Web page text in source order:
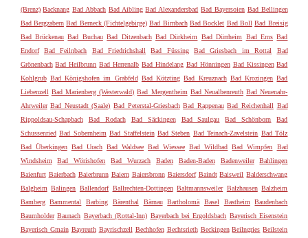
(Brenz) Backnang Bad Abbach Bad Aibling Bad Alexandersbad Bad Bayersoien Bad Bellingen
Bad Bergzabern Bad Berneck (Fichtelgebirge) Bad Birnbach Bad Bocklet Bad Boll Bad Breisig
Bad Brückenau Bad Buchau Bad Ditzenbach Bad Dürkheim Bad Dürrheim Bad Ems Bad
Endorf
Bad Feilnbach Bad Friedrichshall Bad Füssing Bad Griesbach im Rottal
Bad
Grönenbach Bad Heilbrunn Bad Herrenalb Bad Hindelang Bad Hönningen Bad Kissingen Bad
Kohlgrub Bad Königshofen im Grabfeld Bad Kötzting Bad Kreuznach Bad Krozingen Bad
Liebenzell Bad Marienberg (Westerwald) Bad Mergentheim Bad Neualbenreuth Bad Neuenahr-
Ahrweiler Bad Neustadt (Saale) Bad Peterstal-Griesbach Bad Rappenau Bad Reichenhall Bad
Rippoldsau-Schapbach
Bad Rodach Bad Säckingen Bad Saulgau Bad Schönborn
Bad
Schussenried Bad Sobernheim Bad Staffelstein Bad Steben Bad Teinach-Zavelstein Bad Tölz
Bad Überkingen Bad Urach Bad Waldsee Bad Wiessee Bad Wildbad Bad Wimpfen
Bad
Windsheim
Bad Wörishofen Bad Wurzach Baden Baden-Baden Badenweiler
Bahlingen
Baienfurt Baierbach Baierbrunn Baiern Baiersbronn Baiersdorf Baindt Baisweil Balderschwang
Balgheim Balingen Ballendorf Ballrechten-Dottingen Baltmannsweiler Balzhausen Balzheim
Bamberg
Bammental Barbing Bärenthal Bärnau Bartholomä Basel Bastheim
Baudenbach
Baumholder Baunach Bayerbach (Rottal-Inn) Bayerbach bei Ergoldsbach Bayerisch Eisenstein
Bayerisch Gmain Bayreuth Bayrischzell Bechhofen Bechtsrieth Beckingen Beilngries Beilstein